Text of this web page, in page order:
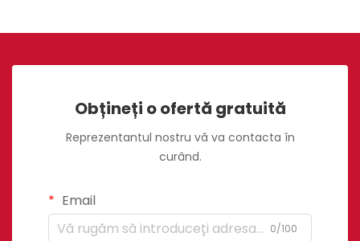
Obțineți o ofertă gratuită
Reprezentantul nostru vă va contacta în
curând.
Email
0/100